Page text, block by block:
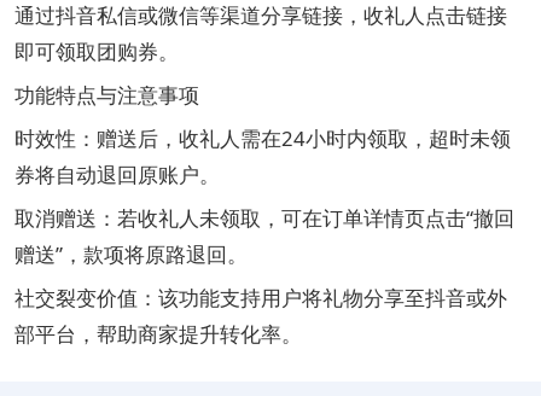
通过抖音私信或微信等渠道分享链接，收礼人点击链接
即可领取团购券。‌‌
功能特点与注意事项
‌时效性‌：赠送后，收礼人需在24小时内领取，超时未领
券将自动退回原账户。‌‌
‌取消赠送‌：若收礼人未领取，可在订单详情页点击“撤回
赠送”，款项将原路退回。‌‌
‌社交裂变价值‌：该功能支持用户将礼物分享至抖音或外
部平台，帮助商家提升转化率。‌‌